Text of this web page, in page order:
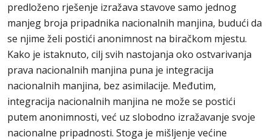
predloženo rješenje izražava stavove samo jednog
manjeg broja pripadnika nacionalnih manjina, budući da
se njime želi postići anonimnost na biračkom mjestu.
Kako je istaknuto, cilj svih nastojanja oko ostvarivanja
prava nacionalnih manjina puna je integracija
nacionalnih manjina, bez asimilacije. Međutim,
integracija nacionalnih manjina ne može se postići
putem anonimnosti, već uz slobodno izražavanje svoje
nacionalne pripadnosti. Stoga je mišljenje većine